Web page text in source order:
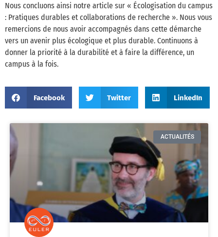
Nous concluons ainsi notre article sur « Écologisation du campus
: Pratiques durables et collaborations de recherche ». Nous vous
remercions de nous avoir accompagnés dans cette démarche
vers un avenir plus écologique et plus durable. Continuons à
donner la priorité à la durabilité et à faire la différence, un
campus à la fois.
Facebook Twitter LinkedIn
ACTUALITÉS